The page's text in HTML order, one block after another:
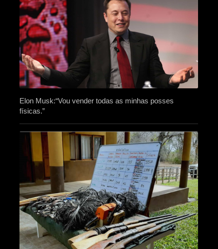
Elon Musk:“Vou vender todas as minhas posses
físicas.”